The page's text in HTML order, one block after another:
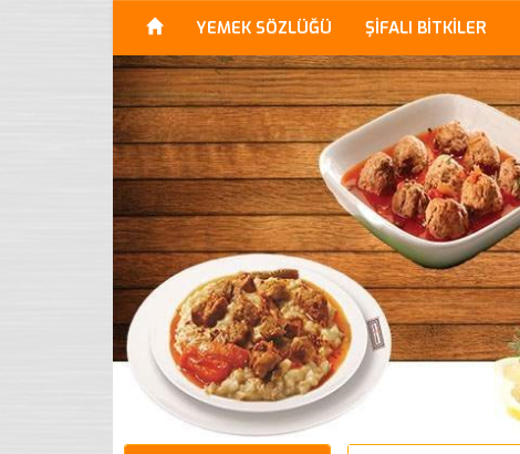
YEMEK SÖZLÜĞÜ ŞİFALI BİTKİLER